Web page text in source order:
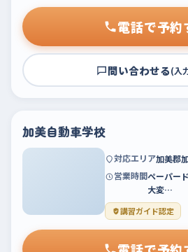
電話で予約
問い合わせる(入
加美自動車学校
対応エリア加美郡
営業時間ペーパー
大変…
講習ガイド認定